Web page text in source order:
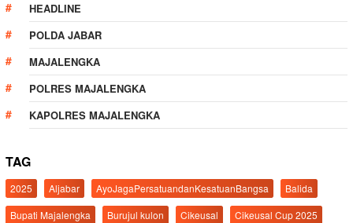
HEADLINE
POLDA JABAR
MAJALENGKA
POLRES MAJALENGKA
KAPOLRES MAJALENGKA
TAG
2025 Aljabar AyoJagaPersatuandanKesatuanBangsa
Balida
Bupati Majalengka
Burujul kulon Cikeusal
Cikeusal Cup 2025